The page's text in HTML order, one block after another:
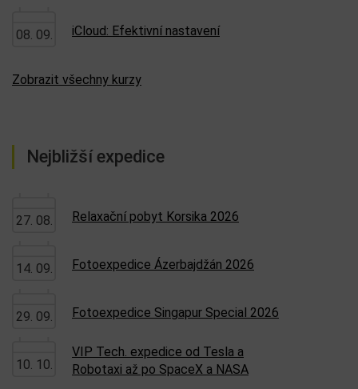
08. 09. iCloud: Efektivní nastavení
Zobrazit všechny kurzy
Nejbližší expedice
27. 08. Relaxační pobyt Korsika 2026
14. 09. Fotoexpedice Ázerbajdžán 2026
29. 09. Fotoexpedice Singapur Special 2026
10. 10.
VIP Tech. expedice od Tesla a
Robotaxi až po SpaceX a NASA